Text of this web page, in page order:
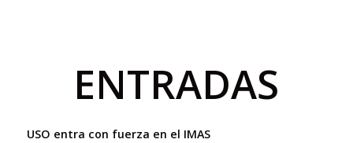
ENTRADAS
USO entra con fuerza en el IMAS